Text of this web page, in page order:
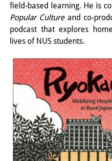
DIJ フォーラム
DIJ 研究会
シンポジウム
ワークショップ
その他のイベ
出版物
出版活動の概要
field-based learning. He is
Popular Cultureand co-
podcast that explores
lives of NUS students.